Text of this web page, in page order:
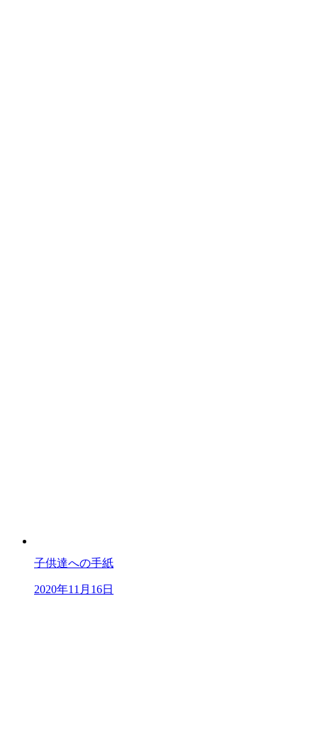
子供達への手紙
2020年11月16日